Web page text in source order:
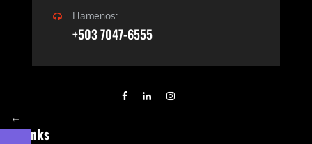
Llamenos:
+503 7047-6555
Links
←